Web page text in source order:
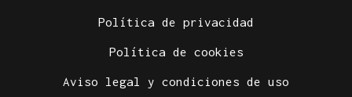
Política de privacidad
Política de cookies
Aviso legal y condiciones de uso